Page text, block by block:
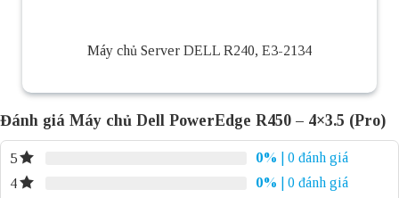
Máy chủ Server DELL R240, E3-2134
Đánh giá Máy chủ Dell PowerEdge R450 – 4×3.5 (Pro)
5 0%
| 0 đánh giá
4
0%
| 0 đánh giá